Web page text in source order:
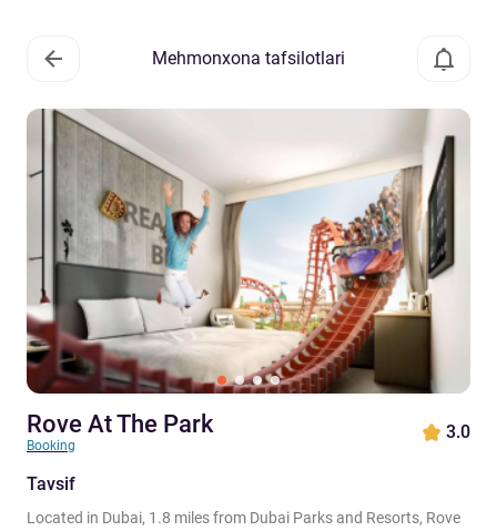
Mehmonxona tafsilotlari
Rove At The Park
Booking
3.0
Tavsif
Located in Dubai, 1.8 miles from Dubai Parks and Resorts, Rove